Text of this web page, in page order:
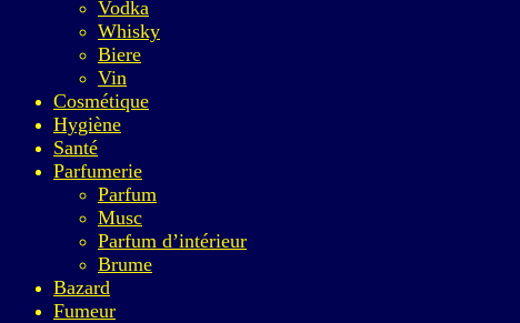
Vodka
Whisky
Biere
Vin
Cosmétique
Hygiène
Santé
Parfumerie
Parfum
Musc
Parfum d’intérieur
Brume
Bazard
Fumeur